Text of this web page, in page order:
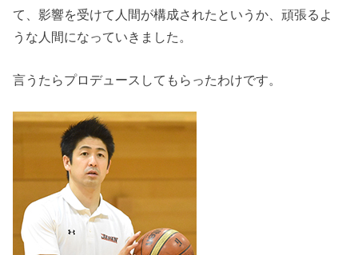
て、影響を受けて人間が構成されたというか、頑張るよ
うな人間になっていきました。
言うたらプロデュースしてもらったわけです。